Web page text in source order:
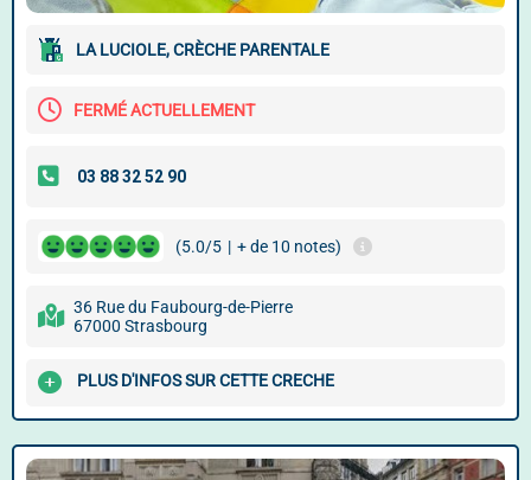
LA LUCIOLE, CRÈCHE PARENTALE
FERMÉ ACTUELLEMENT
(5.0/5 | + de 10 notes)
36 Rue du Faubourg-de-Pierre
67000 Strasbourg
PLUS D'INFOS SUR CETTE CRECHE